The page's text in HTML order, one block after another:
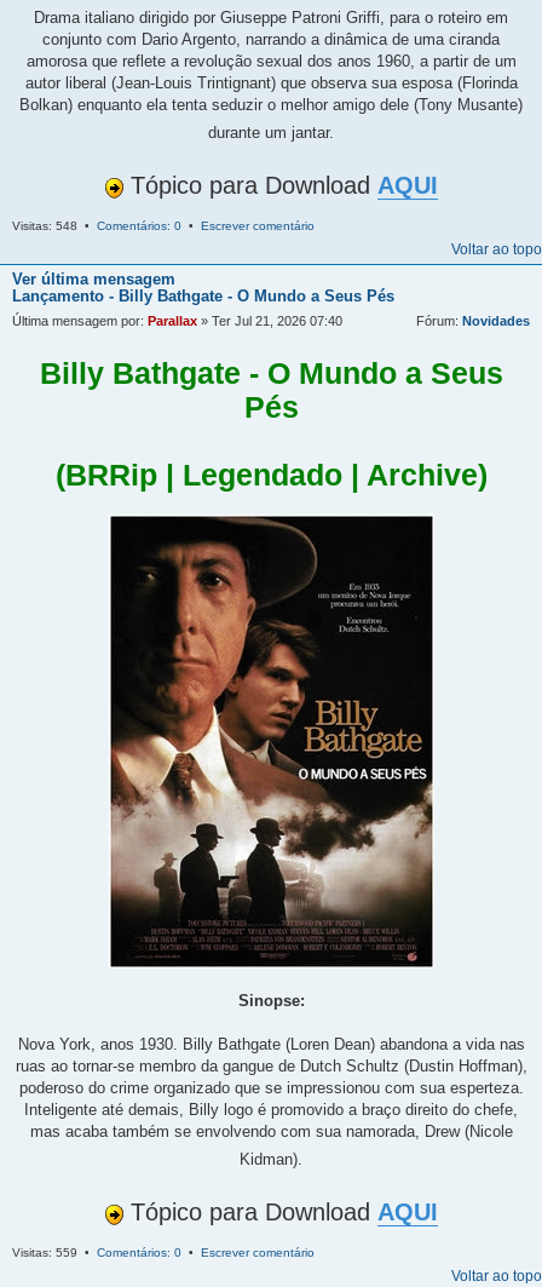
Drama italiano dirigido por Giuseppe Patroni Griffi, para o roteiro em
conjunto com Dario Argento, narrando a dinâmica de uma ciranda
amorosa que reflete a revolução sexual dos anos 1960, a partir de um
autor liberal (Jean-Louis Trintignant) que observa sua esposa (Florinda
Bolkan) enquanto ela tenta seduzir o melhor amigo dele (Tony Musante)
durante um jantar.
Tópico para Download AQUI
Visitas: 548 • Comentários: 0 • Escrever comentário
Voltar ao topo
Ver última mensagem
Lançamento - Billy Bathgate - O Mundo a Seus Pés
Última mensagem por: Parallax » Ter Jul 21, 2026 07:40 Fórum: Novidades
Billy Bathgate - O Mundo a Seus
Pés
(BRRip | Legendado | Archive)
Sinopse:
Nova York, anos 1930. Billy Bathgate (Loren Dean) abandona a vida nas
ruas ao tornar-se membro da gangue de Dutch Schultz (Dustin Hoffman),
poderoso do crime organizado que se impressionou com sua esperteza.
Inteligente até demais, Billy logo é promovido a braço direito do chefe,
mas acaba também se envolvendo com sua namorada, Drew (Nicole
Kidman).
Tópico para Download AQUI
Visitas: 559 • Comentários: 0 • Escrever comentário
Voltar ao topo